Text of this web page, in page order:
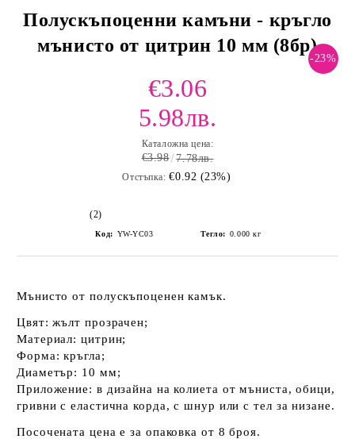
Полускъпоценни камъни - кръгло
мънисто от цитрин 10 мм (8бр)
-23%
€3.06
5.98лв.
Каталожна цена:
€3.98 7.78лв.
Отстъпка: €0.92 (23%)
(2)
Код: YW-YC03 Тегло: 0.000 кг
Мънисто от полускъпоценен камък.
Цвят: жълт прозрачен;
Материал: цитрин;
Форма: кръгла;
Диаметър: 10 мм;
Приложение: в дизайна на колиета от мъниста, обици,
гривни с еластична корда, с шнур или с тел за низане.
Посочената цена е за опаковка от 8 броя.